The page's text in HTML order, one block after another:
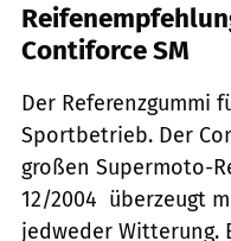
Contiforce SM
Der Referenzgummi
Sportbetrieb. Der
großen Supermoto-
12/2004  überzeugt
jedweder Witterung.